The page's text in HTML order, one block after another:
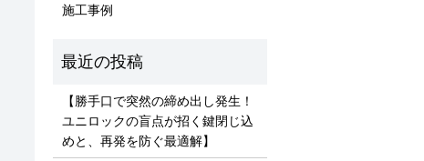
施工事例
【勝手口で突然の締め出し発生！
ユニロックの盲点が招く鍵閉じ込
めと、再発を防ぐ最適解】